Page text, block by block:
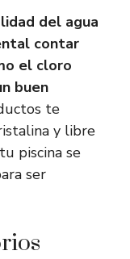
del agua
contar
el cloro
buen
te
y libre
piscina se
ser